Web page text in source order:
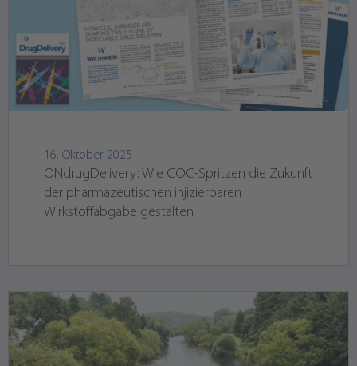
16. Oktober 2025
ONdrugDelivery: Wie COC-Spritzen die Zukunft
der pharmazeutischen injizierbaren
Wirkstoffabgabe gestalten